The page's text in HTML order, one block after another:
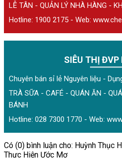
LỄ TÂN - QUẢN LÝ NHÀ HÀNG -
Hotline: 1900 2175 - Web:
SIÊU THỊ ĐVP
Chuyên bán sỉ lẻ Nguyên liệu -
TRÀ SỮA - CAFÉ - QUÁN ĂN -
BÁNH
Hotline: 028 7300 1770 - Web:
Có (0) bình luận cho: Huỳnh Thục
Thực Hiện Ước Mơ